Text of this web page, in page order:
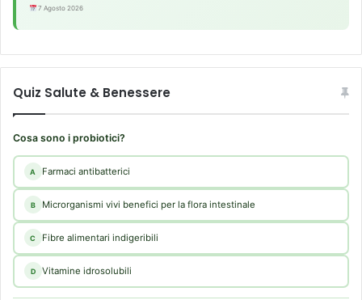
7 Agosto 2026
Quiz Salute & Benessere
Cosa sono i probiotici?
A Farmaci antibatterici
B Microrganismi vivi benefici per la flora intestinale
C Fibre alimentari indigeribili
D Vitamine idrosolubili